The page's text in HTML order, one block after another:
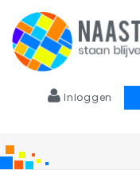
Overslaan
en
naar
Inloggen
Main
navigation